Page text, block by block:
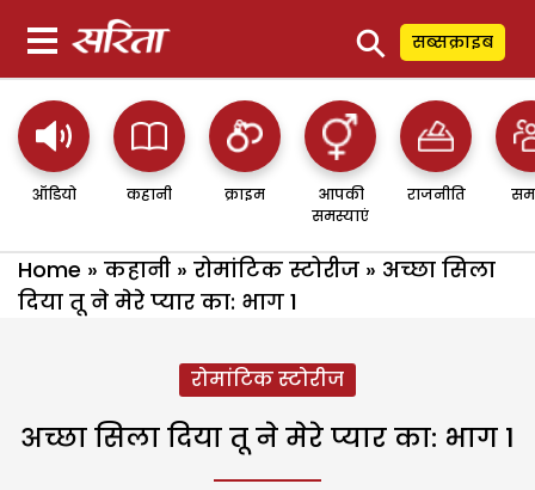
⚲ सब्सक्राइब
ऑडियो कहानी क्राइम
आपकी
समस्याएं
राजनीति
Home » कहानी » रोमांटिक स्टोरीज » अच्छा सिला
दिया तू ने मेरे प्यार का: भाग 1
रोमांटिक स्टोरीज
अच्छा सिला दिया तू ने मेरे प्यार का: भाग 1